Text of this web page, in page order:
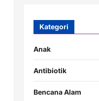
Kategori
Anak
Antibiotik
Bencana Alam